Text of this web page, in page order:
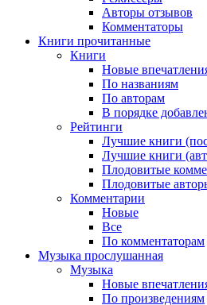
Авторы отзывов
Комментаторы
Книги прочитанные
Книги
Новые
По названиям
По авторам
В порядке
Рейтинги
Лучшие книги
Лучшие книги
Плодовитые
Плодовитые
Комментарии
Новые
Все
По комментаторам
Музыка прослушанная
Музыка
Новые
По произведениям